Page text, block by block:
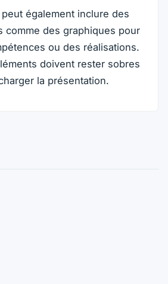
également inclure des
comme des graphiques pour
ou des réalisations.
doivent rester sobres
la présentation.